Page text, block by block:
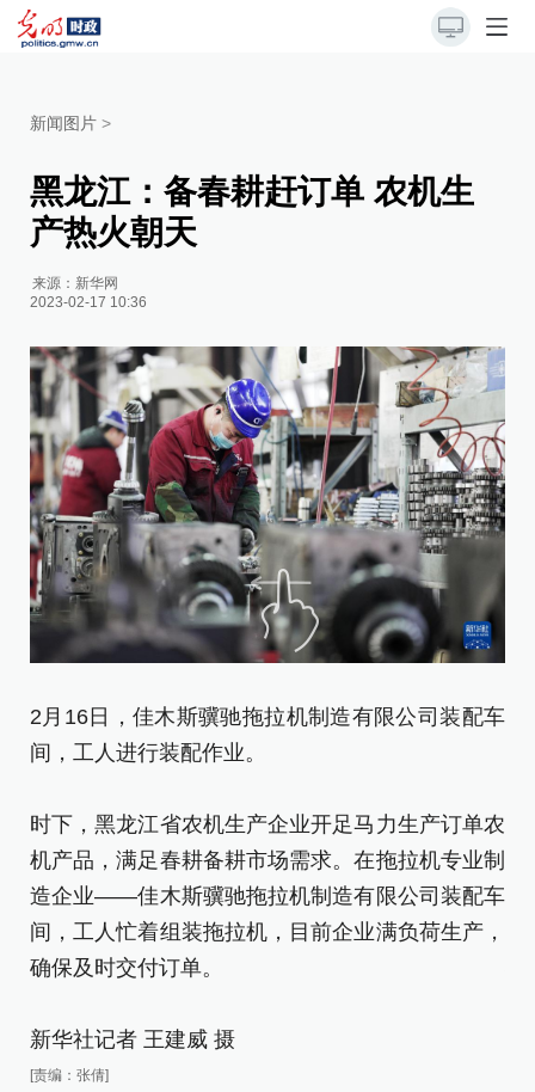
新闻图片 >
黑龙江：备春耕赶订单 农机生
产热火朝天
来源： 新华网
2023-02-17 10:36
2月16日，佳木斯骥驰拖拉机制造有限公司装配车
间，工人进行装配作业。
时下，黑龙江省农机生产企业开足马力生产订单农
机产品，满足春耕备耕市场需求。在拖拉机专业制
造企业——佳木斯骥驰拖拉机制造有限公司装配车
间，工人忙着组装拖拉机，目前企业满负荷生产，
确保及时交付订单。
新华社记者 王建威 摄
[责编：张倩]